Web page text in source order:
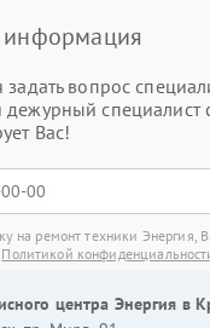
информация
задать вопрос
специалист
Вас!
на ремонт техники Энергия,
Политикой
центра Энергия в